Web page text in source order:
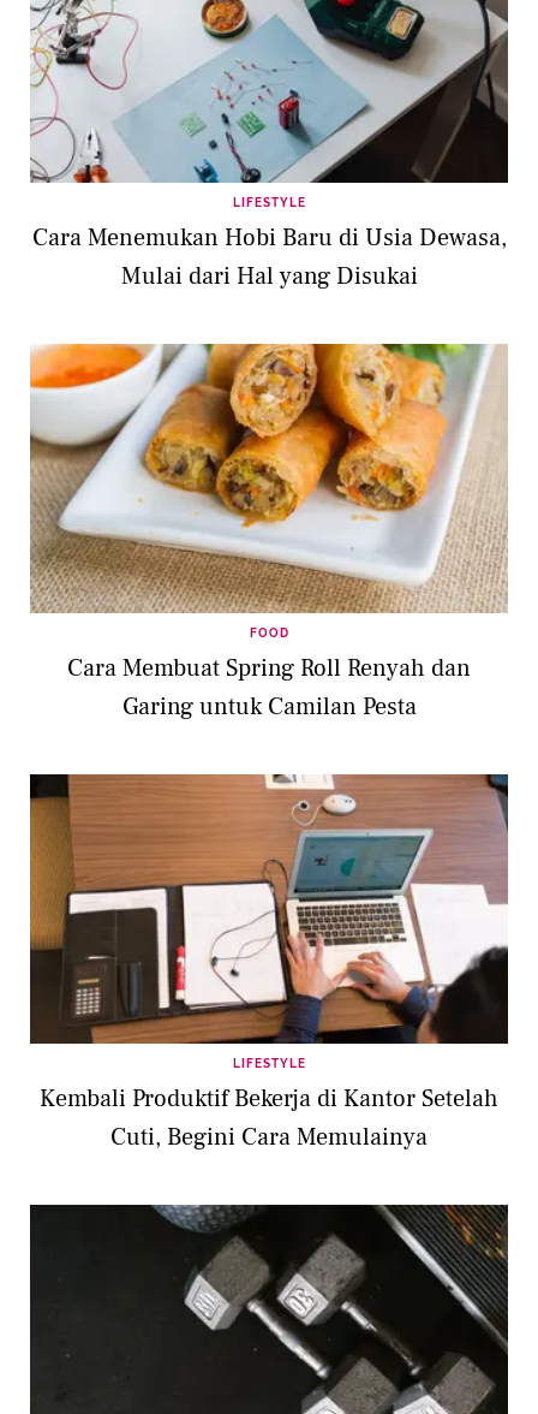
LIFESTYLE
Cara Menemukan Hobi Baru di Usia Dewasa,
Mulai dari Hal yang Disukai
FOOD
Cara Membuat Spring Roll Renyah dan
Garing untuk Camilan Pesta
LIFESTYLE
Kembali Produktif Bekerja di Kantor Setelah
Cuti, Begini Cara Memulainya